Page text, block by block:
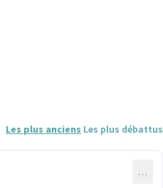
Les plus anciens Les plus débattus
…